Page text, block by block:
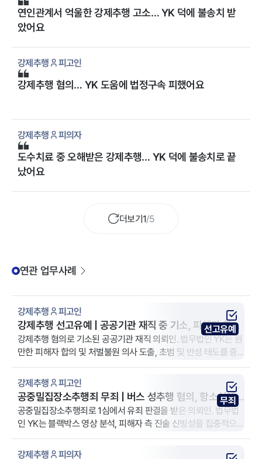
연인관계서 억울한 강제추행 고소… YK 덕에 불송치 받
았어요
강제추행 피고인
강제추행 혐의… YK 도움에 법정구속 피했어요
강제추행 피의자
도수치료 중 오해받은 강제추행… YK 덕에 불송치로 끝
났어요
더보기1/5
연관 업무사례
강제추행 피고인
강제추행 선고유예 | 공공기관 재직 중 기소, 피해자 합의
로 형사처벌 방어
강제추행 혐의로 기소된 공공기관 재직 의뢰인. 법무법인 YK는 원
만한 피해자 합의 및 처벌불원 의사 도출, 초범 및 반성 태도를 증
명하는 양형 자료 제출의 조력을 제공했습니다. 이에 의뢰인의 사
건은 신분상 불이익을 최소화하고 '선고유예'로 종결됐습니다.
선고유예
강제추행 피고인
공중밀집장소추행죄 무죄 | 버스 성추행 혐의, 항소심에
서 1심 유죄 파기
공중밀집장소추행죄로 1심에서 유죄 판결을 받은 의뢰인. 법무법
인 YK는 블랙박스 영상 분석, 피해자 측 진술 신빙성을 집중적으로
다퉈 항소심에서 무죄를 끌어냈습니다.
무죄
강제추행 피의자